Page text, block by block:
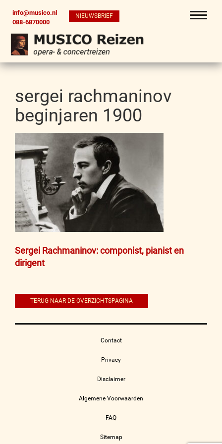
info@musico.nl
088-6870000
NIEUWSBRIEF
sergei rachmaninov
beginjaren 1900
Bericht
navigatie
Sergei Rachmaninov: componist, pianist en
dirigent
TERUG NAAR DE OVERZICHTSPAGINA
Contact
Privacy
Disclaimer
Algemene Voorwaarden
FAQ
Sitemap